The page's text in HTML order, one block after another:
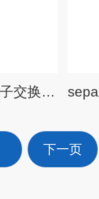
sepax QAX强阴离子交换萃取（SAX）小柱
下一页